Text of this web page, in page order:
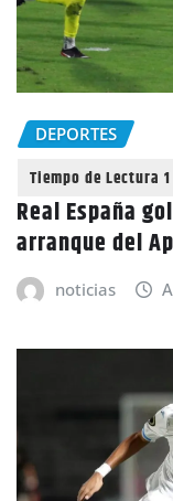
DEPORTES
Real España
arranque del
noticias